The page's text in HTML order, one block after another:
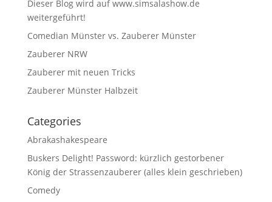
Dieser Blog wird auf www.simsalashow.de
weitergeführt!
Comedian Münster vs. Zauberer Münster
Zauberer NRW
Zauberer mit neuen Tricks
Zauberer Münster Halbzeit
Categories
Abrakashakespeare
Buskers Delight! Password: kürzlich gestorbener
König der Strassenzauberer (alles klein geschrieben)
Comedy